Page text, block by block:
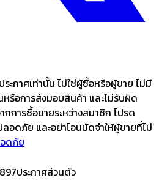
ะกาศเท่านั้น ไม่ใช่ผู้ซื้อหรือผู้ขาย ไม่มี
หรือการส่งมอบสินค้า และไม่รับผิด
การซื้อขายระหว่างสมาชิก โปรด
อดภัย และอย่าโอนมัดจำให้ผู้ขายที่ไม่
ดภัย
ประกาศส่วนตัว